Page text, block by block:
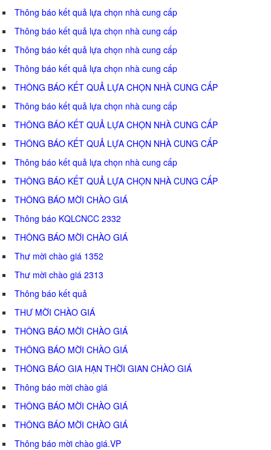
Thông báo kết quả lựa chọn nhà cung cấp
Thông báo kết quả lựa chọn nhà cung cấp
Thông báo kết quả lựa chọn nhà cung cấp
Thông báo kết quả lựa chọn nhà cung cấp
THÔNG BÁO KẾT QUẢ LỰA CHỌN NHÀ CUNG CẤP
Thông báo kết quả lựa chọn nhà cung cấp
THÔNG BÁO KẾT QUẢ LỰA CHỌN NHÀ CUNG CẤP
THÔNG BÁO KẾT QUẢ LỰA CHỌN NHÀ CUNG CẤP
Thông báo kết quả lựa chọn nhà cung cấp
THÔNG BÁO KẾT QUẢ LỰA CHỌN NHÀ CUNG CẤP
THÔNG BÁO MỜI CHÀO GIÁ
Thông báo KQLCNCC 2332
THÔNG BÁO MỜI CHÀO GIÁ
Thư mời chào giá 1352
Thư mời chào giá 2313
Thông báo kết quả
THƯ MỜI CHÀO GIÁ
THÔNG BÁO MỜI CHÀO GIÁ
THÔNG BÁO MỜI CHÀO GIÁ
THÔNG BÁO GIA HẠN THỜI GIAN CHÀO GIÁ
Thông báo mời chào giá
THÔNG BÁO MỜI CHÀO GIÁ
THÔNG BÁO MỜI CHÀO GIÁ
Thông báo mời chào giá.VP